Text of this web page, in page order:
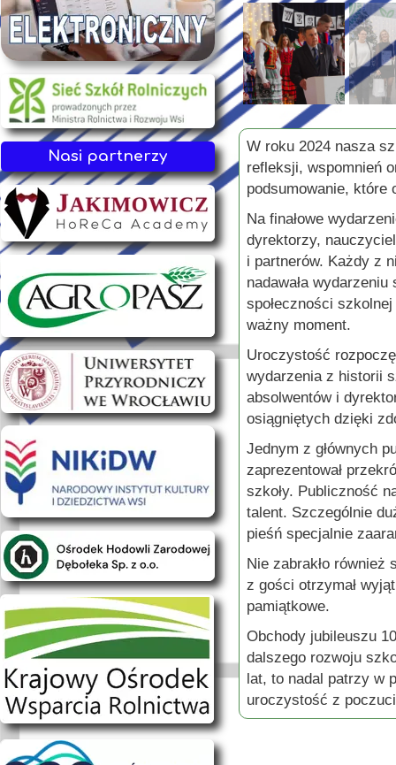
Nasi partnerzy
W roku 2024 nasza
refleksji, wspomnień
podsumowanie, które
Na finałowe
dyrektorzy,
i partnerów. Każdy z
nadawała
społeczności
ważny moment.
Uroczystość
wydarzenia z historii
absolwentów i
osiągniętych dzięki
Jednym z głównych
zaprezentował
szkoły. Publiczność
talent. Szczególnie
pieśń specjalnie
Nie zabrakło
z gości otrzymał
pamiątkowe.
Obchody jubileuszu
dalszego rozwoju
lat, to nadal patrzy w
uroczystość z